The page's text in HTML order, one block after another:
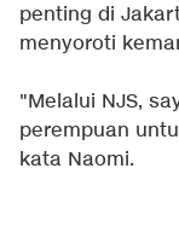
penting di
menyoroti
"Melalui NJS,
perempuan
kata Naomi.